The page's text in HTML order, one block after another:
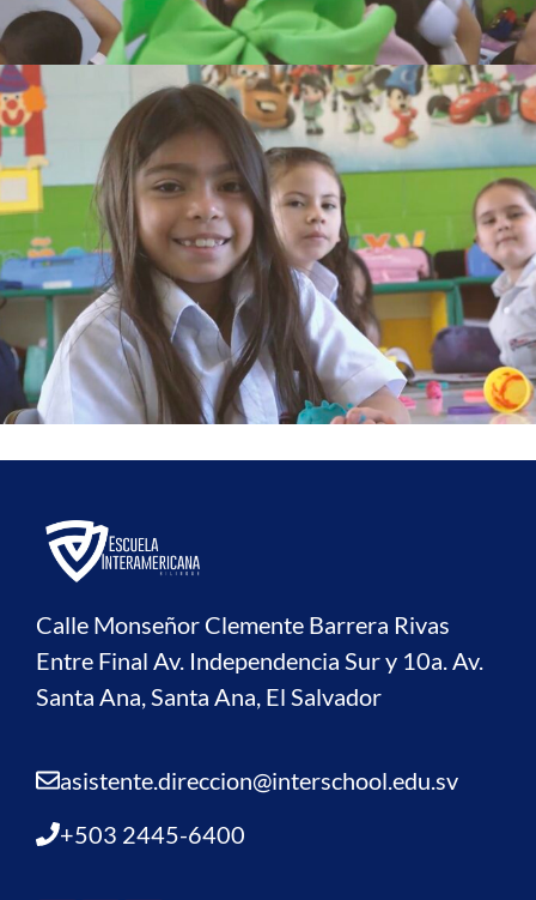
Calle Monseñor Clemente Barrera Rivas
Entre Final Av. Independencia Sur y 10a. Av.
Santa Ana, Santa Ana, El Salvador
asistente.direccion@interschool.edu.sv
+503 2445-6400